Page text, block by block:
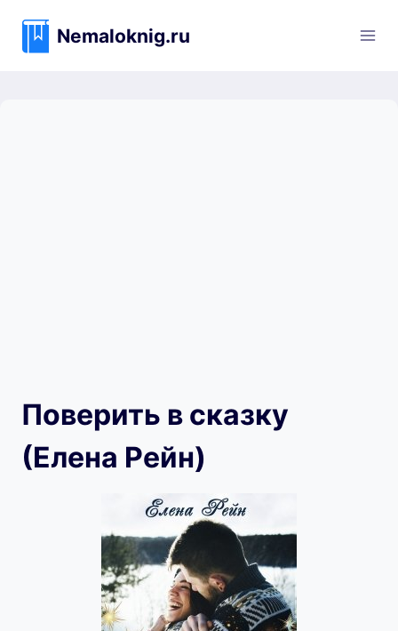
содержимому
Nemaloknig.ru
Поверить в сказку
(Елена Рейн)